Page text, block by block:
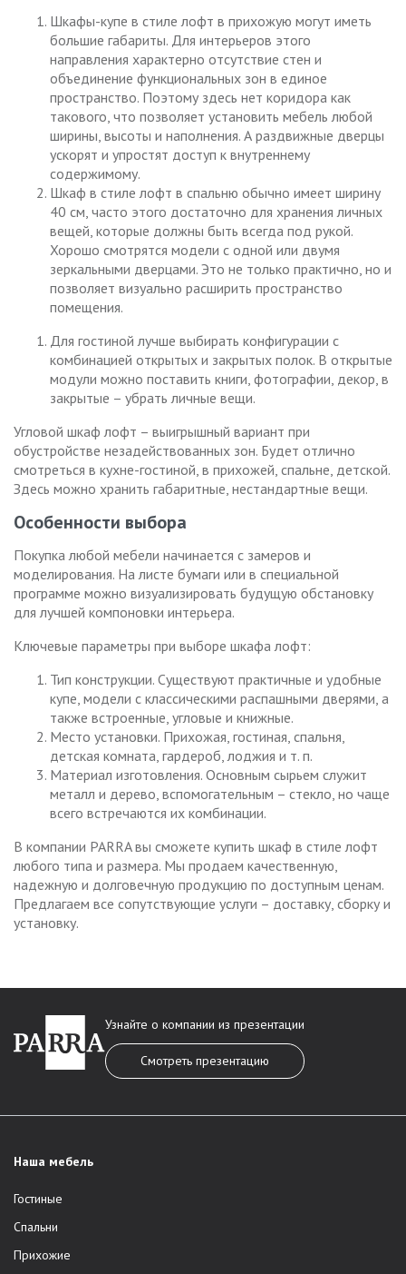
Шкафы-купе в стиле лофт в прихожую могут иметь
большие габариты. Для интерьеров этого
направления характерно отсутствие стен и
объединение функциональных зон в единое
пространство. Поэтому здесь нет коридора как
такового, что позволяет установить мебель любой
ширины, высоты и наполнения. А раздвижные дверцы
ускорят и упростят доступ к внутреннему
содержимому.
Шкаф в стиле лофт в спальню обычно имеет ширину
40 см, часто этого достаточно для хранения личных
вещей, которые должны быть всегда под рукой.
Хорошо смотрятся модели с одной или двумя
зеркальными дверцами. Это не только практично, но и
позволяет визуально расширить пространство
помещения.
Для гостиной лучше выбирать конфигурации с
комбинацией открытых и закрытых полок. В открытые
модули можно поставить книги, фотографии, декор, в
закрытые – убрать личные вещи.
Угловой шкаф лофт – выигрышный вариант при
обустройстве незадействованных зон. Будет отлично
смотреться в кухне-гостиной, в прихожей, спальне, детской.
Здесь можно хранить габаритные, нестандартные вещи.
Особенности выбора
Покупка любой мебели начинается с замеров и
моделирования. На листе бумаги или в специальной
программе можно визуализировать будущую обстановку
для лучшей компоновки интерьера.
Ключевые параметры при выборе шкафа лофт:
Тип конструкции. Существуют практичные и удобные
купе, модели с классическими распашными дверями, а
также встроенные, угловые и книжные.
Место установки. Прихожая, гостиная, спальня,
детская комната, гардероб, лоджия и т. п.
Материал изготовления. Основным сырьем служит
металл и дерево, вспомогательным – стекло, но чаще
всего встречаются их комбинации.
В компании PARRA вы сможете купить шкаф в стиле лофт
любого типа и размера. Мы продаем качественную,
надежную и долговечную продукцию по доступным ценам.
Предлагаем все сопутствующие услуги – доставку, сборку и
установку.
Наша мебель
Гостиные
Спальни
Прихожие
Узнайте о компании из презентации
Смотреть презентацию